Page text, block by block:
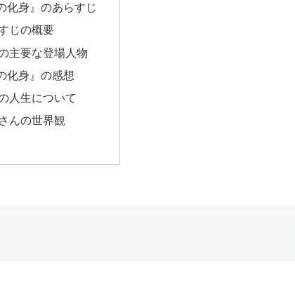
化身』のあらすじ
じの概要
主要な登場人物
化身』の感想
人生について
んの世界観